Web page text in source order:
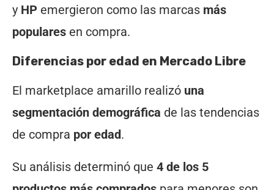
y HP emergieron como las marcas más
populares en compra.
Diferencias por edad en Mercado Libre
El marketplace amarillo realizó una
segmentación demográfica de las tendencias
de compra por edad.
Su análisis determinó que 4 de los 5